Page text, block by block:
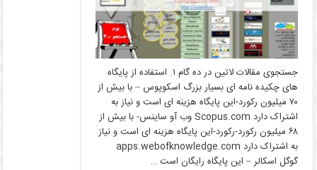
جستجوی مقالات لاتین در ده گام ۱. استفاده از پایگاه
های چکیده نامه ای بسیار بزرگ اسکوپوس – با بیش از
۷۰ میلیون رکورد-این پایگاه هزینه ای است و نیاز به
اشتراک دارد Scopus.com وب آو ساینس- با بیش از
۶۸ میلیون رکورد-رکورد-این پایگاه هزینه ای است و نیاز
به اشتراک دارد apps.webofknowledge.com
گوگل اسکالر – این پایگاه رایگان است …